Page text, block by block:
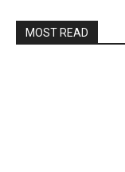
MOST READ